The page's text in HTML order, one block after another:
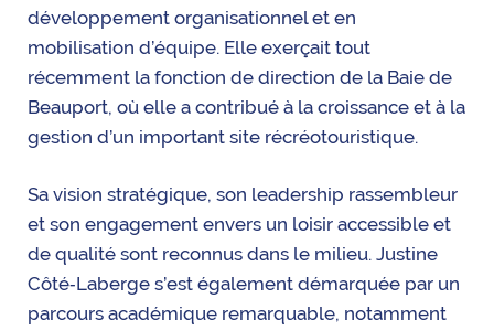
développement organisationnel et en
mobilisation d’équipe. Elle exerçait tout
récemment la fonction de direction de la Baie de
Beauport, où elle a contribué à la croissance et à la
gestion d’un important site récréotouristique.
Sa vision stratégique, son leadership rassembleur
et son engagement envers un loisir accessible et
de qualité sont reconnus dans le milieu. Justine
Côté‑Laberge s’est également démarquée par un
parcours académique remarquable, notamment